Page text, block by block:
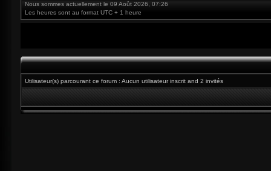
Nous sommes actuellement le 09 Août 2026, 07:26
Les heures sont au format UTC + 1 heure
Utilisateur(s) parcourant ce forum : Aucun utilisateur inscrit and 2 invités